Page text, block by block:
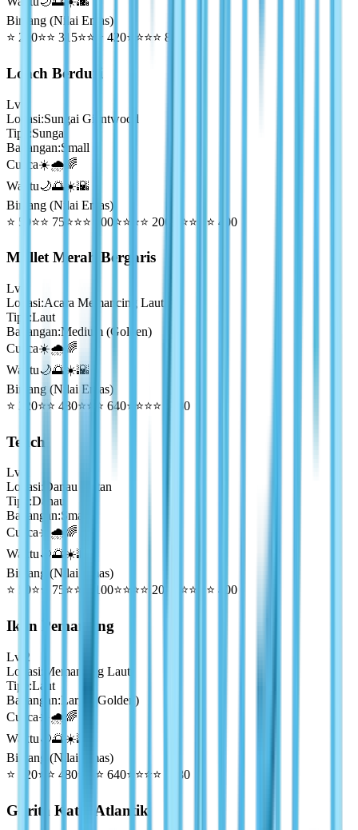
Bintang (Nilai Emas)
⭐ 210⭐⭐ 315⭐⭐⭐ 420⭐⭐⭐⭐ 840
Loach Berduri
Lv
Lokasi:Sungai Giantwood
Tipe
:Sungai
Bayangan:Small
Cuaca☀️🌧️🌈
Waktu🌙🌅☀️🌇
Bintang (Nilai Emas)
⭐ 50⭐⭐ 75 ⭐⭐⭐ 100 ⭐⭐⭐⭐ 200 ⭐⭐⭐⭐⭐ 400
Mullet Merah Bergaris
Lv
Lokasi:Acara Memancing Laut
Tipe :Laut
Bayangan:Medium (Golden)
Cuaca☀️🌧️🌈
Waktu🌙🌅☀️🌇
Bintang (Nilai Emas)
⭐ 320⭐⭐ 480⭐⭐⭐ 640⭐⭐⭐⭐ 1280
Tench
Lv
Lokasi: Danau Hutan
Tipe :Danau
Bayangan:Small
Cuaca☀️🌧️🌈
Waktu🌙🌅☀️🌇
Bintang (Nilai Emas)
⭐
50⭐⭐ 75 ⭐⭐⭐ 100⭐⭐⭐⭐ 200 ⭐⭐⭐⭐⭐ 400
Ikan Pemancing
Lv
2
Lokasi
Memancing Laut
Tipe :Laut
Bayangan:Large (Golden)
Cuaca☀️🌧️🌈
Waktu🌙🌅☀️🌇
Bintang (Nilai Emas)
⭐
320⭐⭐ 480⭐⭐⭐ 640⭐⭐⭐⭐ 1280
Gurita Katai Atlantik